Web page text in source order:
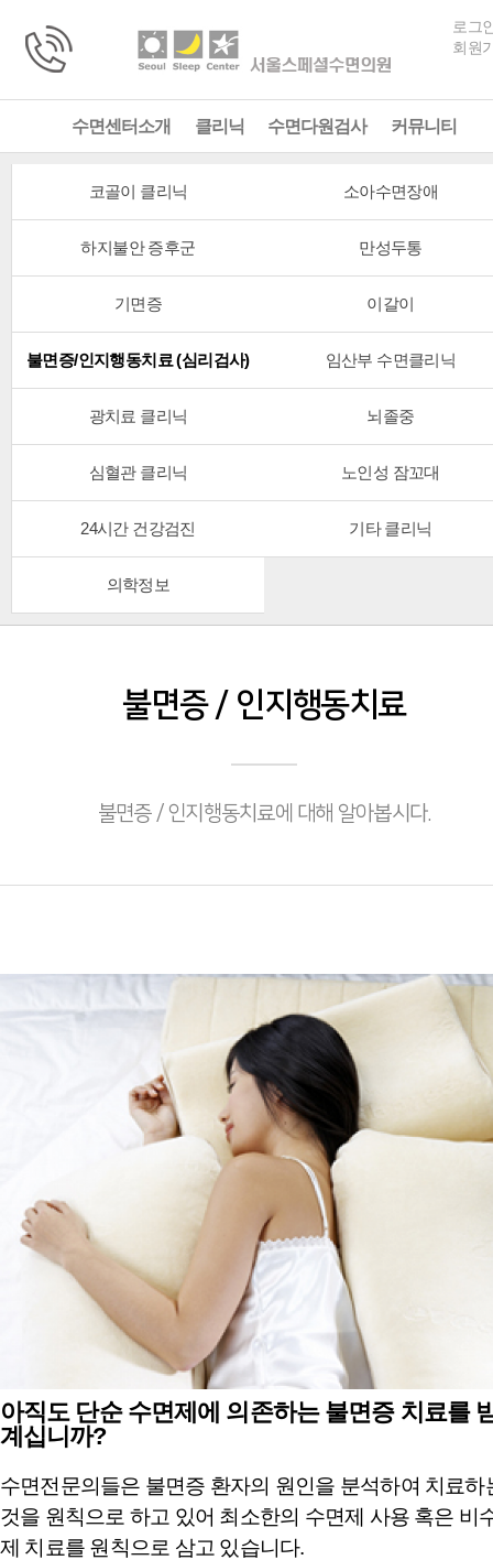
로그
회원
수면센터소개 클리닉 수면다원검사 커뮤니티
코골이 클리닉 소아수면장애
하지불안 증후군 만성두통
기면증 이갈이
불면증/인지행동치료 (심리검사) 임산부 수면클리닉
광치료 클리닉 뇌졸중
심혈관 클리닉 노인성 잠꼬대
24시간 건강검진 기타 클리닉
의학정보
불면증 / 인지행동치료
불면증 / 인지행동치료에 대해 알아봅시다.
아직도 단순 수면제에 의존하는 불면증 치료를
계십니까?
수면전문의들은 불면증 환자의 원인을 분석하여 치료하
것을 원칙으로 하고 있어 최소한의 수면제 사용 혹은 비
제 치료를 원칙으로 삼고 있습니다.